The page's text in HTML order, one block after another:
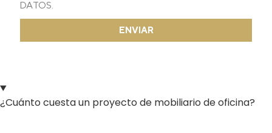
DATOS.
ENVIAR
¿Cuánto cuesta un proyecto de mobiliario de oficina?